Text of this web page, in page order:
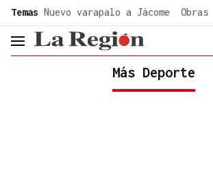
Temas Nuevo varapalo a Jácome
header.menu.open
Más Deporte